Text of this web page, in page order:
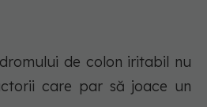
de colon iritabil nu
care par să joace un